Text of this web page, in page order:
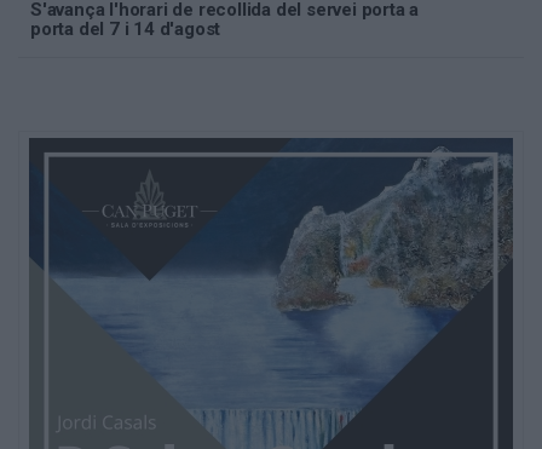
S'avança l'horari de recollida del servei porta a
porta del 7 i 14 d'agost